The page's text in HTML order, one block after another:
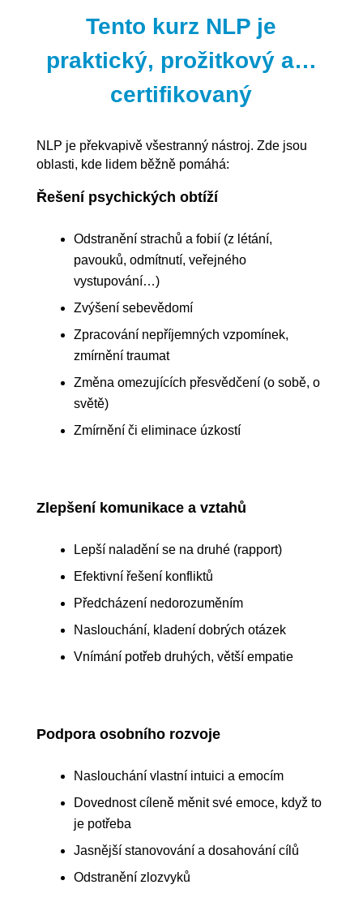
Tento kurz NLP je
praktický, prožitkový a…
certifikovaný
NLP je překvapivě všestranný nástroj. Zde jsou
oblasti, kde lidem běžně pomáhá:
Řešení psychických obtíží
Odstranění strachů a fobií (z létání,
pavouků, odmítnutí, veřejného
vystupování…)
Zvýšení sebevědomí
Zpracování nepříjemných vzpomínek,
zmírnění traumat
Změna omezujících přesvědčení (o sobě, o
světě)
Zmírnění či eliminace úzkostí
Zlepšení komunikace a vztahů
Lepší naladění se na druhé (rapport)
Efektivní řešení konfliktů
Předcházení nedorozuměním
Naslouchání, kladení dobrých otázek
Vnímání potřeb druhých, větší empatie
Podpora osobního rozvoje
Naslouchání vlastní intuici a emocím
Dovednost cíleně měnit své emoce, když to
je potřeba
Jasnější stanovování a dosahování cílů
Odstranění zlozvyků